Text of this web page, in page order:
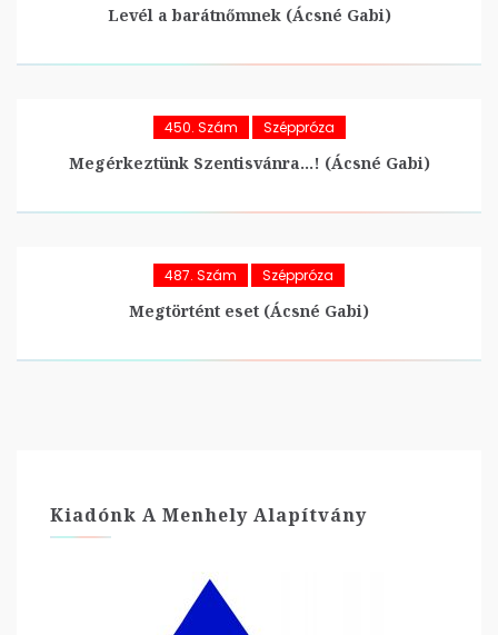
Levél a barátnőmnek (Ácsné Gabi)
450. Szám Széppróza
Megérkeztünk Szentisvánra…! (Ácsné Gabi)
487. Szám Széppróza
Megtörtént eset (Ácsné Gabi)
Kiadónk A Menhely Alapítvány